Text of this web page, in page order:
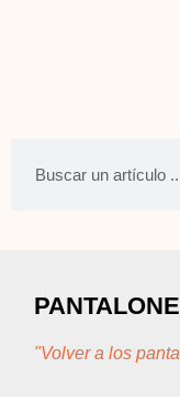
"Volver a los